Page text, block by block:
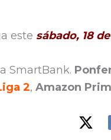
este sábado, 18
SmartBank.
2, Amazon